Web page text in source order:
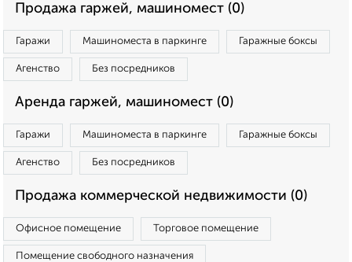
Продажа гаржей, машиномест (0)
Гаражи Машиноместа в паркинге Гаражные боксы
Агенство Без посредников
Аренда гаржей, машиномест (0)
Гаражи Машиноместа в паркинге Гаражные боксы
Агенство Без посредников
Продажа коммерческой недвижимости (0)
Офисное помещение Торговое помещение
Помещение свободного назначения